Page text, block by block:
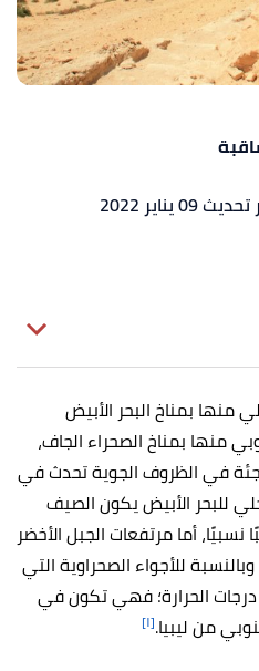
09 يناير 2022
منها بمناخ البحر الأبيض
منها بمناخ الصحراء الجاف،
في الظروف الجوية تحدث في
للبحر الأبيض يكون الصيف
أما مرتفعات الجبل الأخضر
للأجواء الصحراوية التي
الحرارة؛ فهي تكون في
من ليبيا.[١]